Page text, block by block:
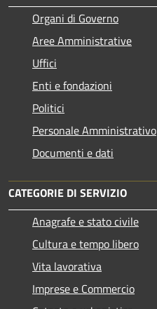
Organi di Governo
Aree Amministrative
Uffici
Enti e fondazioni
Politici
Personale Amministrativo
Documenti e dati
CATEGORIE DI SERVIZIO
Anagrafe e stato civile
Cultura e tempo libero
Vita lavorativa
Imprese e Commercio